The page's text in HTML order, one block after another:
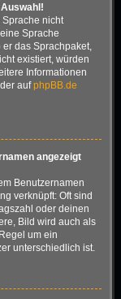
nicht
Sprache
das Sprachpaket,
existiert, würden
Informationen
aufphpBB.de
angezeigt
Benutzernamen
verknüpft: Oft sind
oder deinen
Bild wird auch als
um ein
unterschiedlich ist.